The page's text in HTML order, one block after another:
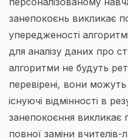
занепокоєнь викликає
упередженості
для аналізу даних про
алгоритми не будуть
перевірені, вони
існуючі відмінності в
занепокоєння викликає
повної заміни